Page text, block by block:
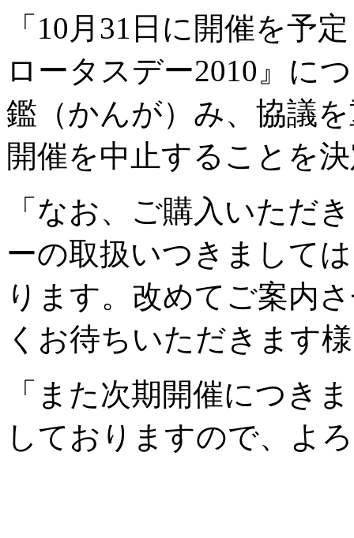
「10月31日に開催を予
ロータスデー2010』に
鑑（かんが）み、協議
開催を中止することを
「なお、ご購入いただ
ーの取扱いつきまして
ります。改めてご案内
くお待ちいただきます
「また次期開催につき
しておりますので、よ